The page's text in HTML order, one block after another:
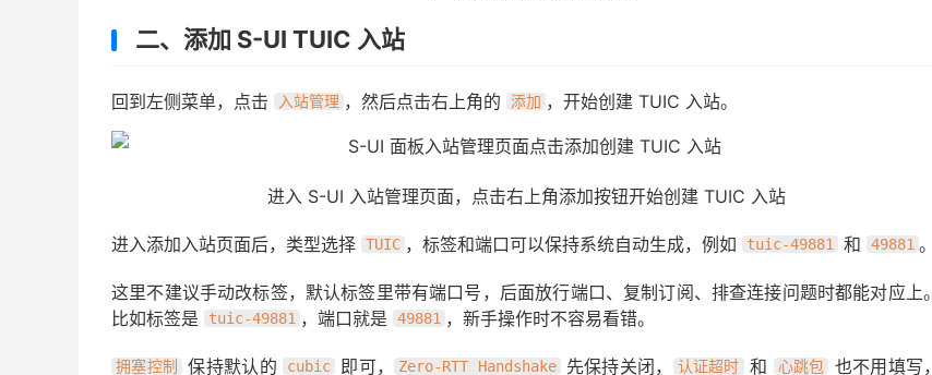
二、添加 S-UI TUIC 入站
回到左侧菜单，点击 入站管理 ，然后点击右上角的 添加 ，开始创建 TUIC 入站。
进入 S-UI 入站管理页面，点击右上角添加按钮开始创建 TUIC 入站
进入添加入站页面后，类型选择 TUIC ，标签和端口可以保持系统自动生成，例如 tuic-49881 和 49881 。
这里不建议手动改标签，默认标签里带有端口号，后面放行端口、复制订阅、排查连接问题时都能对应上。
比如标签是
tuic-49881 ，端口就是 49881 ，新手操作时不容易看错。
拥塞控制 保持默认的 cubic 即可， Zero-RTT Handshake 先保持关闭， 认证超时 和 心跳包
也不用填写，